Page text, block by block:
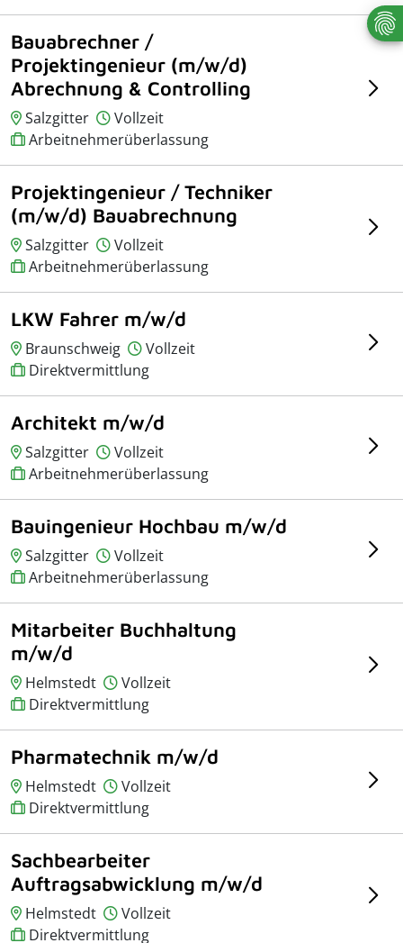
Bauabrechner /
Projektingenieur (m/w/d)
Abrechnung & Controlling
Salzgitter
Vollzeit
Arbeitnehmerüberlassung
Projektingenieur / Techniker
(m/w/d) Bauabrechnung
Salzgitter
Vollzeit
Arbeitnehmerüberlassung
LKW Fahrer m/w/d
Braunschweig
Vollzeit
Direktvermittlung
Architekt m/w/d
Salzgitter
Vollzeit
Arbeitnehmerüberlassung
Bauingenieur Hochbau m/w/d
Salzgitter
Vollzeit
Arbeitnehmerüberlassung
Mitarbeiter Buchhaltung
m/w/d
Helmstedt
Vollzeit
Direktvermittlung
Pharmatechnik m/w/d
Helmstedt
Vollzeit
Direktvermittlung
Sachbearbeiter
Auftragsabwicklung m/w/d
Helmstedt
Vollzeit
Direktvermittlung